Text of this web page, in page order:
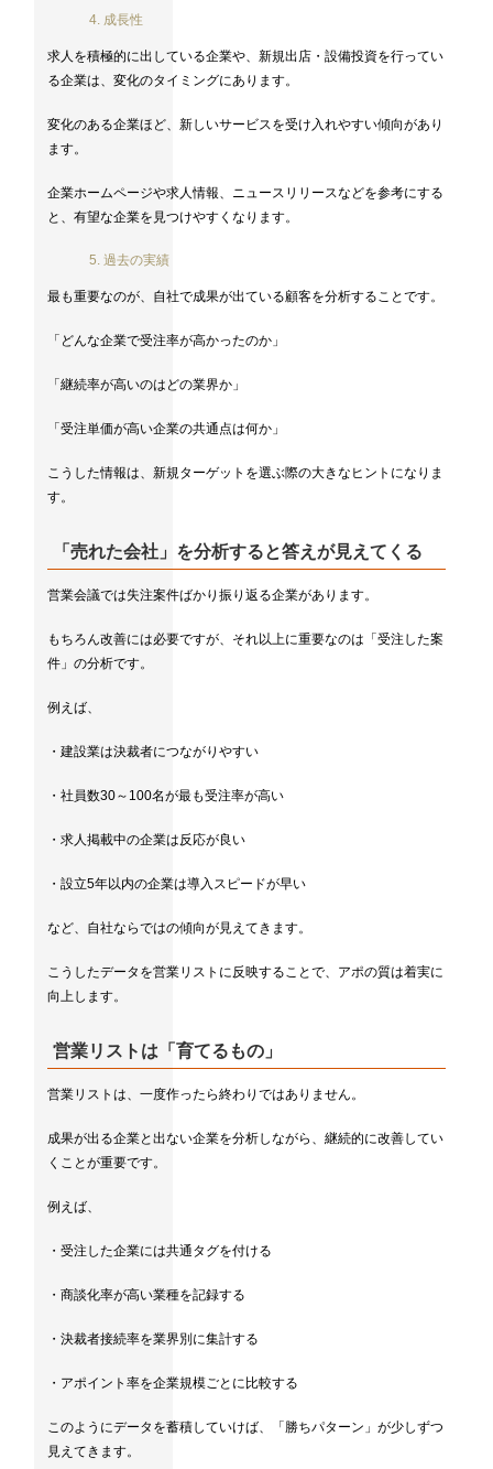
4. 成長性
求人を積極的に出している企業や、新規出店・設備投資を行ってい
る企業は、変化のタイミングにあります。
変化のある企業ほど、新しいサービスを受け入れやすい傾向があり
ます。
企業ホームページや求人情報、ニュースリリースなどを参考にする
と、有望な企業を見つけやすくなります。
5. 過去の実績
最も重要なのが、自社で成果が出ている顧客を分析することです。
「どんな企業で受注率が高かったのか」
「継続率が高いのはどの業界か」
「受注単価が高い企業の共通点は何か」
こうした情報は、新規ターゲットを選ぶ際の大きなヒントになりま
す。
「売れた会社」を分析すると答えが見えてくる
営業会議では失注案件ばかり振り返る企業があります。
もちろん改善には必要ですが、それ以上に重要なのは「受注した案
件」の分析です。
例えば、
・建設業は決裁者につながりやすい
・社員数30～100名が最も受注率が高い
・求人掲載中の企業は反応が良い
・設立5年以内の企業は導入スピードが早い
など、自社ならではの傾向が見えてきます。
こうしたデータを営業リストに反映することで、アポの質は着実に
向上します。
営業リストは「育てるもの」
営業リストは、一度作ったら終わりではありません。
成果が出る企業と出ない企業を分析しながら、継続的に改善してい
くことが重要です。
例えば、
・受注した企業には共通タグを付ける
・商談化率が高い業種を記録する
・決裁者接続率を業界別に集計する
・アポイント率を企業規模ごとに比較する
このようにデータを蓄積していけば、「勝ちパターン」が少しずつ
見えてきます。